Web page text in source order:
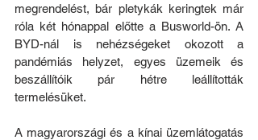
megrendelést, bár pletykák keringtek már
róla két hónappal előtte a Busworld-ön. A
BYD-nál is nehézségeket okozott a
pandémiás helyzet, egyes üzemeik és
beszállítóik pár hétre leállították
termelésüket.
A magyarországi és a kínai üzemlátogatás